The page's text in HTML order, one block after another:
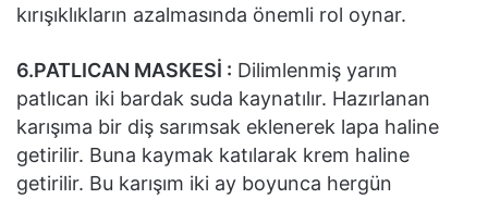
kırışıklıkların azalmasında önemli rol oynar.
6.PATLICAN MASKESİ : Dilimlenmiş yarım
patlıcan iki bardak suda kaynatılır. Hazırlanan
karışıma bir diş sarımsak eklenerek lapa haline
getirilir. Buna kaymak katılarak krem haline
getirilir. Bu karışım iki ay boyunca hergün